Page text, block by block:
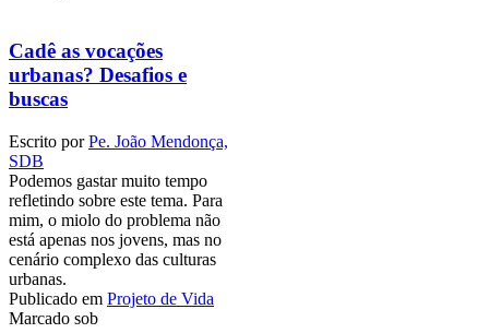
Cadê as vocações
urbanas? Desafios e
buscas
Escrito porPe. João Mendonça,
SDB
Podemos gastar muito tempo
refletindo sobre este tema. Para
mim, o miolo do problema não
está apenas nos jovens, mas no
cenário complexo das culturas
urbanas.
Publicado em Projeto de Vida
Marcado sob